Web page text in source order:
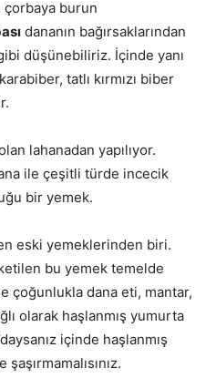
çorbaya burun
dananın bağırsaklarından
düşünebiliriz. İçinde yanı
tatlı kırmızı biber
lahanadan yapılıyor.
ile çeşitli türde incecik
bir yemek.
eski yemeklerinden biri.
bu yemek temelde
çoğunlukla dana eti, mantar,
olarak haşlanmış yumurta
içinde haşlanmış